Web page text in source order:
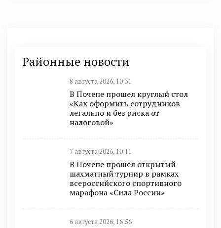
Районные новости
8 августа 2026, 10:31
В Почепе прошел круглый стол
«Как оформить сотрудников
легально и без риска от
налоговой»
7 августа 2026, 10:11
В Почепе прошёл открытый
шахматный турнир в рамках
всероссийского спортивного
марафона «Сила России»
6 августа 2026, 16:56